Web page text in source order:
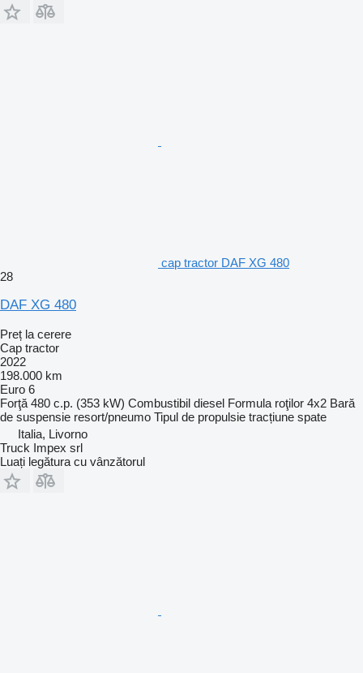
cap tractor DAF XG 480
28
DAF XG 480
Preț la cerere
Cap tractor
2022
198.000 km
Euro 6
Forţă 480 c.p. (353 kW) Combustibil diesel Formula roţilor 4x2 Bară
de suspensie resort/pneumo Tipul de propulsie tracțiune spate
Italia, Livorno
Truck Impex srl
Luați legătura cu vânzătorul